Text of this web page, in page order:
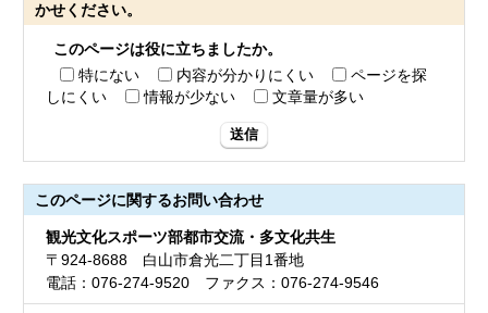
かせください。
このページは役に立ちましたか。
特にない
内容が分かりにくい
ページを探
しにくい
情報が少ない 文章量が多い
送信
このページに関するお問い合わせ
観光文化スポーツ部都市交流・多文化共生
〒924-8688 白山市倉光二丁目1番地
電話：076-274-9520 ファクス：076-274-9546